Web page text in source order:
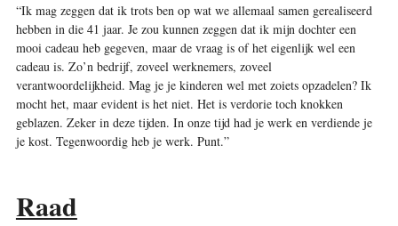
“Ik mag zeggen dat ik trots ben op wat we allemaal samen gerealiseerd
hebben in die 41 jaar. Je zou kunnen zeggen dat ik mijn dochter een
mooi cadeau heb gegeven, maar de vraag is of het eigenlijk wel een
cadeau is. Zo’n bedrijf, zoveel werknemers, zoveel
verantwoordelijkheid. Mag je je kinderen wel met zoiets opzadelen? Ik
mocht het, maar evident is het niet. Het is verdorie toch knokken
geblazen. Zeker in deze tijden. In onze tijd had je werk en verdiende je
je kost. Tegenwoordig heb je werk. Punt.”
Raad